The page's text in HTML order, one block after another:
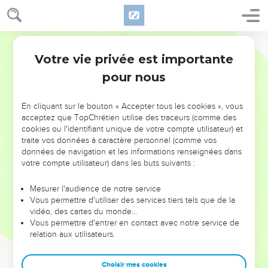
NE MANQUEZ PAS L’ÉVÉNEMENT
DE L’ANNÉE !
ET SI LEURS ERREURS POUVAIENT VOUS ÉVITER LES
VOTRES ?
leur foi ou leur vision. Mais on voit moins les doutes, les erreurs
et les saisons difficiles qu'ils ont traversés, alors même que ce
sont elles qui les ont façonnés.
Dans cette conférence, leaders, entrepreneurs, et responsables
clés pour avancer avec plus de sagesse afin que leurs erreurs
Votre vie privée est importante
pour nous
En cliquant sur le bouton « Accepter tous les cookies », vous
acceptez que TopChrétien utilise des traceurs (comme des
cookies ou l'identifiant unique de votre compte utilisateur) et
traite vos données à caractère personnel (comme vos
données de navigation et les informations renseignées dans
votre compte utilisateur) dans les buts suivants :
Mesurer l'audience de notre service
Vous permettre d'utiliser des services tiers tels que de la
vidéo, des cartes du monde…
Vous permettre d'entrer en contact avec notre service de
relation aux utilisateurs.
Choisir mes cookies